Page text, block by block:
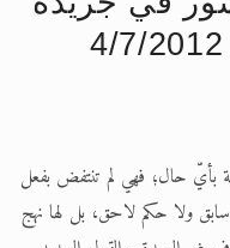
وأهداف >> المزيد
في أهمية عيد
بأيّ حال؛ فهي لم تنتفض بفعل
سابق ولا حكم لاحق، بل لها نهج